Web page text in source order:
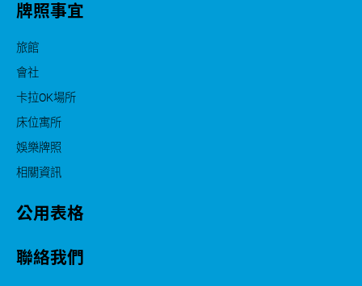
牌照事宜
旅館
會社
卡拉OK場所
床位寓所
娛樂牌照
相關資訊
公用表格
聯絡我們